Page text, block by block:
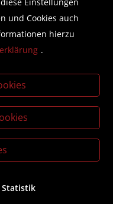
Brunner
für die Buch-
Unternehmen.
jede Literatur in
und Fachverlagen.
und Cookies auch
hierzu
.
Statistik